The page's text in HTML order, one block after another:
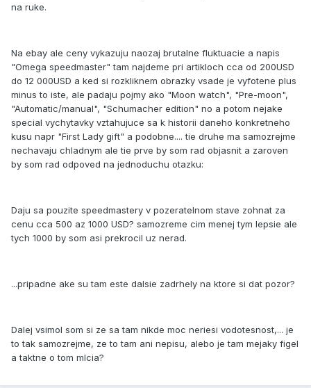
na ruke.
Na ebay ale ceny vykazuju naozaj brutalne fluktuacie a napis
"Omega speedmaster" tam najdeme pri artikloch cca od 200USD
do 12 000USD a ked si rozkliknem obrazky vsade je vyfotene plus
minus to iste, ale padaju pojmy ako "Moon watch", "Pre-moon",
"Automatic/manual", "Schumacher edition" no a potom nejake
special vychytavky vztahujuce sa k historii daneho konkretneho
kusu napr "First Lady gift" a podobne.... tie druhe ma samozrejme
nechavaju chladnym ale tie prve by som rad objasnit a zaroven
by som rad odpoved na jednoduchu otazku:
Daju sa pouzite speedmastery v pozeratelnom stave zohnat za
cenu cca 500 az 1000 USD? samozreme cim menej tym lepsie ale
tych 1000 by som asi prekrocil uz nerad.
...pripadne ake su tam este dalsie zadrhely na ktore si dat pozor?
Dalej vsimol som si ze sa tam nikde moc neriesi vodotesnost,... je
to tak samozrejme, ze to tam ani nepisu, alebo je tam mejaky figel
a taktne o tom mlcia?